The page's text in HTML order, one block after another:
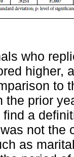
who
higher,
to
the prior
a
not the
as